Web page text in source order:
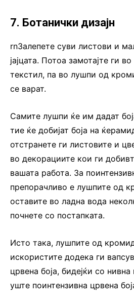
7. Ботанички дизајн
rnЗалепете суви листови и
јајцата. Потоа замотајте ги
текстил, па во лушпи од
се варат.
Самите лушпи ќе им дадат
тие ќе добијат боја на
отстранете ги листовите и
во декорациите кои ги
вашата работа. За
препорачливо е лушпите од
оставите во ладна вода
почнете со постапката.
Исто така, лушпите од
искористите додека ги
црвена боја, бидејќи со
уште поинтензивна црвена